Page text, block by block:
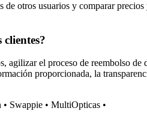
otros usuarios y comparar
agilizar el proceso de reembolso de
proporcionada, la
• Swappie • MultiOpticas •